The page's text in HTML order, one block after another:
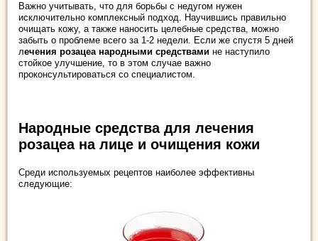
Важно учитывать, что для борьбы с недугом нужен
исключительно комплексный подход. Научившись правильно
очищать кожу, а также наносить целебные средства, можно
забыть о проблеме всего за 1-2 недели. Если же спустя 5 дней
лечения розацеа народными средствами не наступило
стойкое улучшение, то в этом случае важно
проконсультироваться со специалистом.
Народные средства для лечения
розацеа на лице и очищения кожи
Среди используемых рецептов наиболее эффективны
следующие: